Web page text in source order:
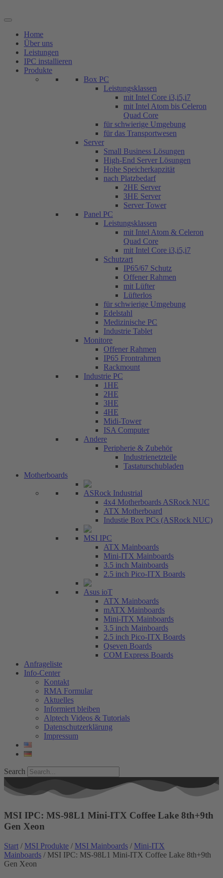
Inhalt
Home
Über uns
Leistungen
IPC installieren
Produkte
Box PC
Leistungsklassen
mit Intel Core i3,i5,i7
mit Intel Atom bis Celeron
Quad Core
für schwierige Umgebung
für das Transportwesen
Server
Small Business Lösungen
High-End Server Lösungen
Hohe Speicherkapzität
nach Platzbedarf
2HE Server
3HE Server
Server Tower
Panel PC
Leistungsklassen
mit Intel Atom & Celeron
Quad Core
mit Intel Core i3,i5,i7
Schutzart
IP65/67 Schutz
Offener Rahmen
mit Lüfter
Lüfterlos
für schwierige Umgebung
Edelstahl
Medizinische PC
Industrie Tablet
Monitore
Offener Rahmen
IP65 Frontrahmen
Rackmount
Industrie PC
1HE
2HE
3HE
4HE
Midi-Tower
ISA Computer
Andere
Peripherie & Zubehör
Industrienetzteile
Tastaturschubladen
Motherboards
ASRock Industrial
4x4 Motherboards ASRock NUC
ATX Motherboard
Industie Box PCs (ASRock NUC)
MSI IPC
ATX Mainboards
Mini-ITX Mainboards
3.5 inch Mainboards
2.5 inch Pico-ITX Boards
Asus ioT
ATX Mainboards
mATX Mainboards
Mini-ITX Mainboards
3.5 inch Mainboards
2.5 inch Pico-ITX Boards
Qseven Boards
COM Express Boards
Anfrageliste
Info-Center
Kontakt
RMA Formular
Aktuelles
Informiert bleiben
Alptech Videos & Tutorials
Datenschutzerklärung
Impressum
Search
MSI IPC: MS-98L1 Mini-ITX Coffee Lake 8th+9th
Gen Xeon
Start / MSI Produkte / MSI Mainboards / Mini-ITX
Mainboards / MSI IPC: MS-98L1 Mini-ITX Coffee Lake 8th+9th
Gen Xeon